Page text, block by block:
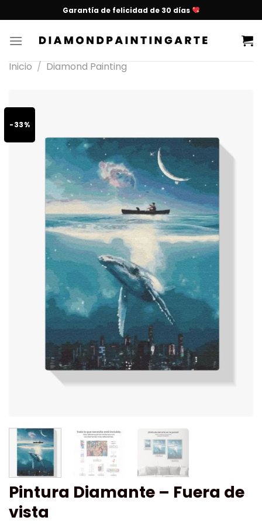
Garantía de felicidad de 30 días
Inicio / Diamond Painting
-33%
Pintura Diamante – Fuera de
vista